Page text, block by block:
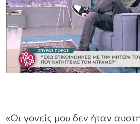
«Οι γονείς μου δεν ήταν